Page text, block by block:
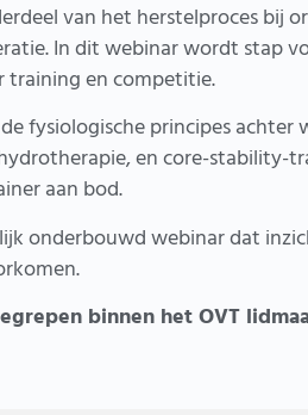
van het herstelproces
In dit webinar wordt stap
training en competitie.
fysiologische principes
en core-
aan bod.
onderbouwd webinar dat
binnen het OVT